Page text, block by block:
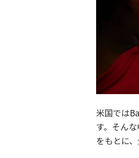
米国では
す。そん
をもとに